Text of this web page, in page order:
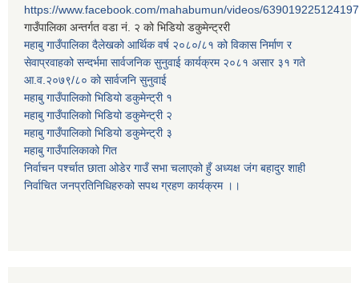
https://www.facebook.com/mahabumun/videos/639019225124197
गाउँपालिका अन्तर्गत वडा नं. २ को भिडियो डकुमेन्ट्ररी
महाबु गाउँपालिका दैलेखको आर्थिक वर्ष २०८०/८१ को विकास निर्माण र
सेवाप्रवाहको सन्दर्भमा सार्वजनिक सुनुवाई कार्यक्रम २०८१ असार ३१ गते
आ.व.२०७९/८० को सार्वजनि सुनुवाई
महाबु गाउँपालिकाो भिडियो डकुमेन्ट्री १
महाबु गाउँपालिकाो भिडियो डकुमेन्ट्री २
महाबु गाउँपालिकाो भिडियो डकुमेन्ट्री ३
महाबु गाउँपालिकाको गित
निर्वाचन पर्श्चात छाता ओडेर गाउँ सभा चलाएको हुँ अध्यक्ष जंग बहादुर शाही
निर्वाचित जनप्रतिनिधिहरुको सपथ ग्रहण कार्यक्रम ।।